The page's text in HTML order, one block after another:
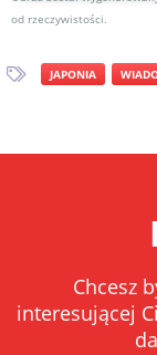
od rzeczywistości.
JAPONIA
Chcesz
interesującej